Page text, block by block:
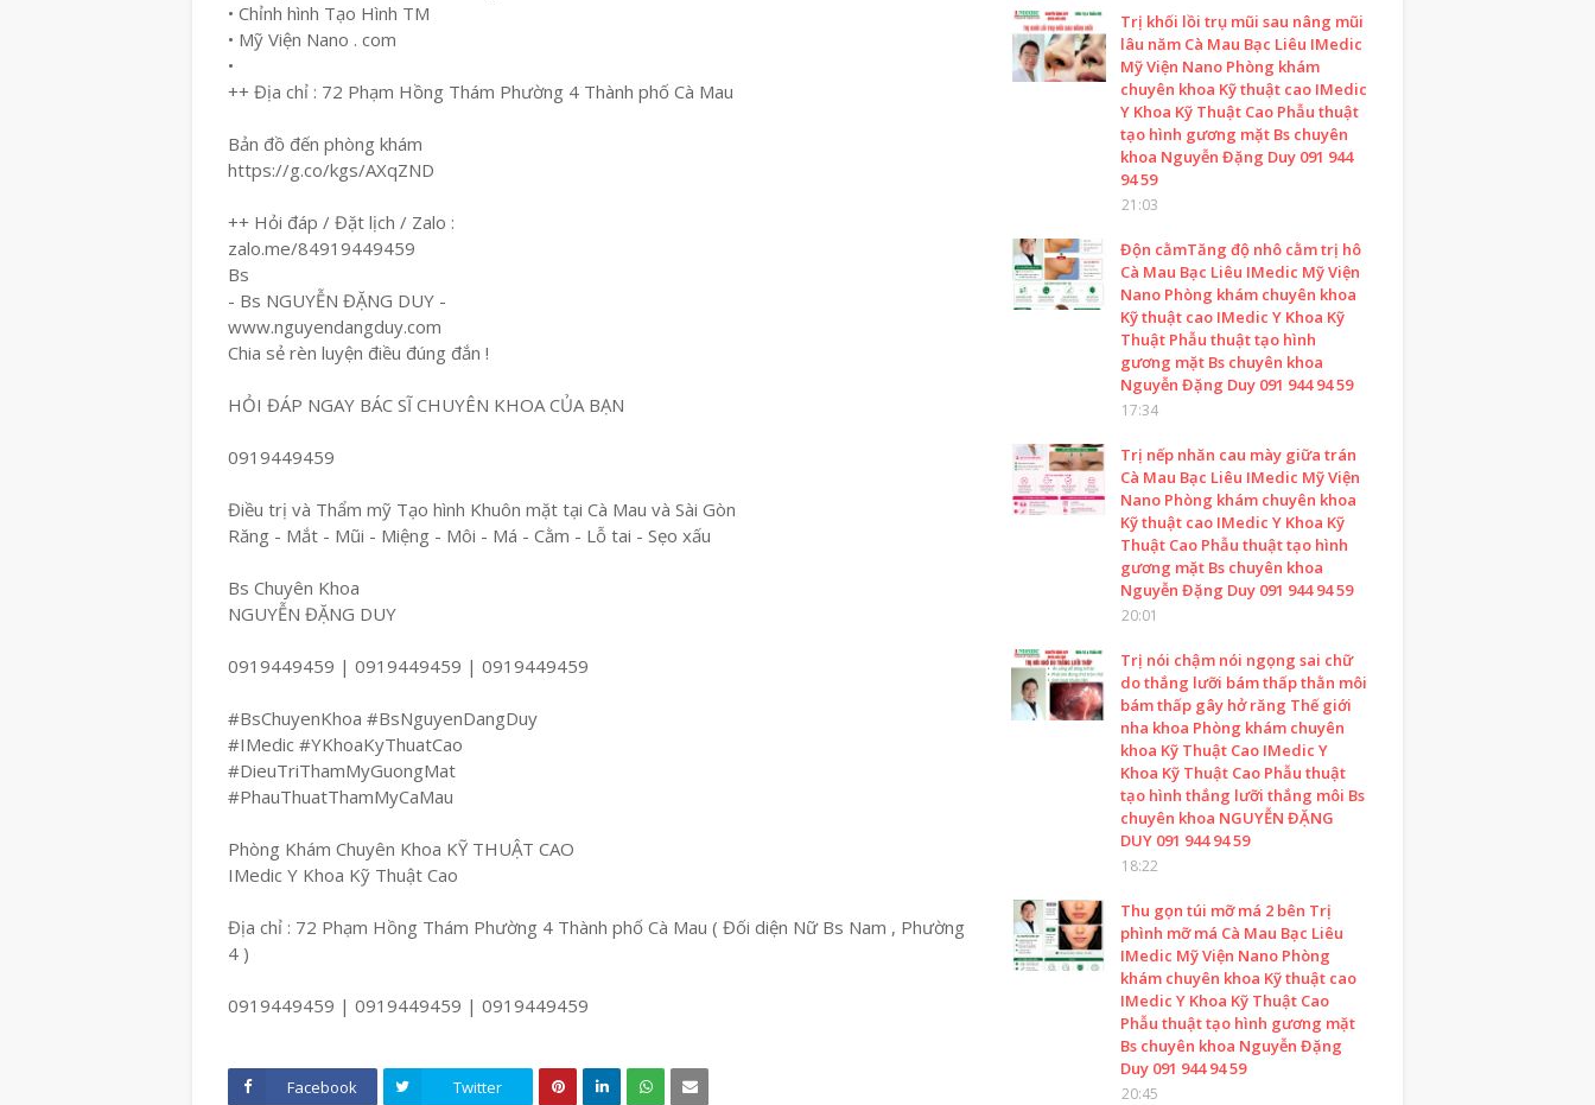
• Chỉnh hình Tạo Hình TM
• Mỹ Viện Nano . com
•
++ Địa chỉ : 72 Phạm Hồng Thám Phường 4 Thành phố Cà Mau
Bản đồ đến phòng khám
https://g.co/kgs/AXqZND
++ Hỏi đáp / Đặt lịch / Zalo :
zalo.me/84919449459
Bs
- Bs NGUYỄN ĐẶNG DUY -
www.nguyendangduy.com
Chia sẻ rèn luyện điều đúng đắn !
HỎI ĐÁP NGAY BÁC SĨ CHUYÊN KHOA CỦA BẠN
0919449459
Điều trị và Thẩm mỹ Tạo hình Khuôn mặt tại Cà Mau và Sài Gòn
Răng - Mắt - Mũi - Miệng - Môi - Má - Cằm - Lỗ tai - Sẹo xấu
Bs Chuyên Khoa
NGUYỄN ĐẶNG DUY
0919449459 | 0919449459 | 0919449459
#BsChuyenKhoa #BsNguyenDangDuy
#IMedic #YKhoaKyThuatCao
#DieuTriThamMyGuongMat
#PhauThuatThamMyCaMau
Phòng Khám Chuyên Khoa KỸ THUẬT CAO
IMedic Y Khoa Kỹ Thuật Cao
Địa chỉ : 72 Phạm Hồng Thám Phường 4 Thành phố Cà Mau ( Đối diện Nữ Bs Nam , Phường
4 )
0919449459 | 0919449459 | 0919449459
Facebook Twitter
Trị khối lồi trụ mũi sau nâng mũi
lâu năm Cà Mau Bạc Liêu IMedic
Mỹ Viện Nano Phòng khám
chuyên khoa Kỹ thuật cao IMedic
Y Khoa Kỹ Thuật Cao Phẫu thuật
tạo hình gương mặt Bs chuyên
khoa Nguyễn Đặng Duy 091 944
94 59
21:03
Độn cằmTăng độ nhô cằm trị hô
Cà Mau Bạc Liêu IMedic Mỹ Viện
Nano Phòng khám chuyên khoa
Kỹ thuật cao IMedic Y Khoa Kỹ
Thuật Phẫu thuật tạo hình
gương mặt Bs chuyên khoa
Nguyễn Đặng Duy 091 944 94 59
17:34
Trị nếp nhăn cau mày giữa trán
Cà Mau Bạc Liêu IMedic Mỹ Viện
Nano Phòng khám chuyên khoa
Kỹ thuật cao IMedic Y Khoa Kỹ
Thuật Cao Phẫu thuật tạo hình
gương mặt Bs chuyên khoa
Nguyễn Đặng Duy 091 944 94 59
20:01
Trị nói chậm nói ngọng sai chữ
do thắng lưỡi bám thấp thằn môi
bám thấp gây hở răng Thế giới
nha khoa Phòng khám chuyên
khoa Kỹ Thuật Cao IMedic Y
Khoa Kỹ Thuật Cao Phẫu thuật
tạo hình thắng lưỡi thắng môi Bs
chuyên khoa NGUYỄN ĐẶNG
DUY 091 944 94 59
18:22
Thu gọn túi mỡ má 2 bên Trị
phình mỡ má Cà Mau Bạc Liêu
IMedic Mỹ Viện Nano Phòng
khám chuyên khoa Kỹ thuật cao
IMedic Y Khoa Kỹ Thuật Cao
Phẫu thuật tạo hình gương mặt
Bs chuyên khoa Nguyễn Đặng
Duy 091 944 94 59
20:45